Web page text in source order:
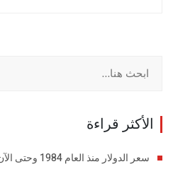
الأكثر قراءة
سعر الدولار منذ العام 1984 وحتى الآن / جريدة الأيام الإلكترونية .